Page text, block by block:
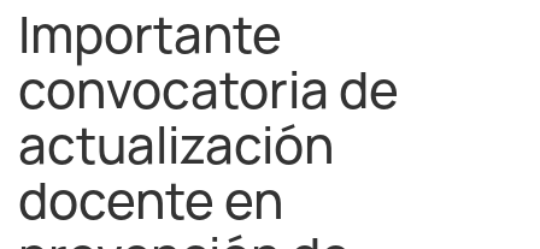
Importante
convocatoria de
actualización
docente en